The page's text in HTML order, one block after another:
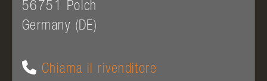
56751
Polch
Germany (DE)
Chiama il rivenditore